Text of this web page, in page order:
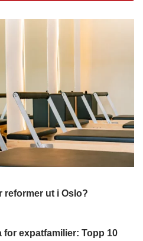
reformer ut i Oslo?
for expatfamilier: Topp 10